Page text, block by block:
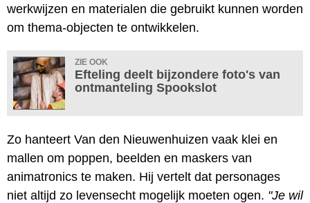
werkwijzen en materialen die gebruikt kunnen worden
om thema-objecten te ontwikkelen.
ZIE OOK
Efteling deelt bijzondere foto's van
ontmanteling Spookslot
Zo hanteert Van den Nieuwenhuizen vaak klei en
mallen om poppen, beelden en maskers van
animatronics te maken. Hij vertelt dat personages
niet altijd zo levensecht mogelijk moeten ogen. "Je wil